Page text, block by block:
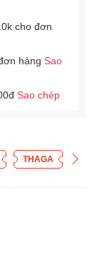
cho đơn
hàng Sao
Sao chép
THAGA